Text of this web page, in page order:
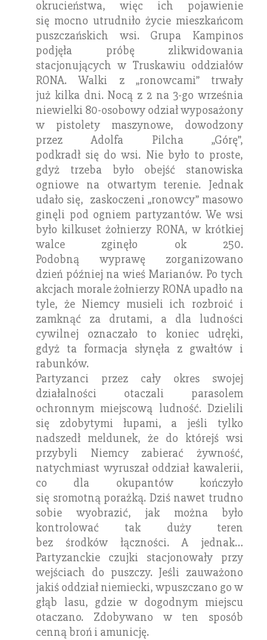
okrucieństwa, więc ich pojawienie
się mocno utrudniło życie mieszkańcom
puszczańskich wsi. Grupa Kampinos
podjęła próbę zlikwidowania
stacjonujących w Truskawiu oddziałów
RONA. Walki z „ronowcami” trwały
już kilka dni. Nocą z 2 na 3-go września
niewielki 80-osobowy odział wyposażony
w pistolety maszynowe, dowodzony
przez Adolfa Pilcha „Górę”,
podkradł się do wsi. Nie było to proste,
gdyż trzeba było obejść stanowiska
ogniowe na otwartym terenie. Jednak
udało się, zaskoczeni „ronowcy” masowo
ginęli pod ogniem partyzantów. We wsi
było kilkuset żołnierzy RONA, w krótkiej
walce zginęło ok 250.
Podobną wyprawę zorganizowano
dzień później na wieś Marianów. Po tych
akcjach morale żołnierzy RONA upadło na
tyle, że Niemcy musieli ich rozbroić i
zamknąć za drutami, a dla ludności
cywilnej oznaczało to koniec udręki,
gdyż ta formacja słynęła z gwałtów i
rabunków.
Partyzanci przez cały okres swojej
działalności otaczali parasolem
ochronnym miejscową ludność. Dzielili
się zdobytymi łupami, a jeśli tylko
nadszedł meldunek, że do którejś wsi
przybyli Niemcy zabierać żywność,
natychmiast wyruszał oddział kawalerii,
co dla okupantów kończyło
się sromotną porażką. Dziś nawet trudno
sobie wyobrazić, jak można było
kontrolować tak duży teren
bez środków łączności. A jednak…
Partyzanckie czujki stacjonowały przy
wejściach do puszczy. Jeśli zauważono
jakiś oddział niemiecki, wpuszczano go w
głąb lasu, gdzie w dogodnym miejscu
otaczano. Zdobywano w ten sposób
cenną broń i amunicję.